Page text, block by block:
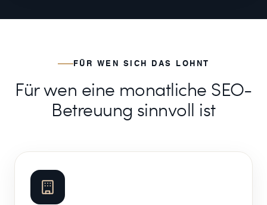
FÜR WEN SICH DAS LOHNT
Für wen eine monatliche SEO-
Betreuung sinnvoll ist